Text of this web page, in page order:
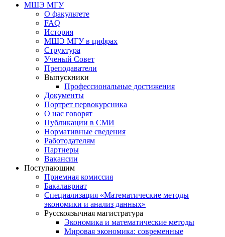
МШЭ МГУ
О факультете
FAQ
История
МШЭ МГУ в цифрах
Структура
Ученый Совет
Преподаватели
Выпускники
Профессиональные достижения
Документы
Портрет первокурсника
О нас говорят
Публикации в СМИ
Нормативные сведения
Работодателям
Партнеры
Вакансии
Поступающим
Приемная комиссия
Бакалавриат
Специализация «Математические методы
экономики и анализ данных»
Русскоязычная магистратура
Экономика и математические методы
Мировая экономика: современные